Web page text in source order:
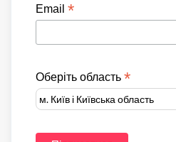
Email *
Оберіть область *